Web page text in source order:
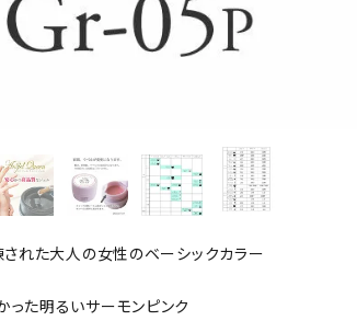
された大人の女性のベーシックカラー
った明るいサーモンピンク